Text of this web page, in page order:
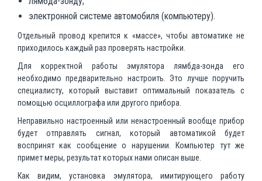
электронной системе автомобиля (компьютеру).
Отдельный провод крепится к «массе», чтобы автоматике не
приходилось каждый раз проверять настройки.
Для корректной работы эмулятора лямбда-зонда его
необходимо предварительно настроить. Это лучше поручить
специалисту, который выставит оптимальный показатель с
помощью осциллографа или другого прибора.
Неправильно настроенный или ненастроенный вообще прибор
будет отправлять сигнал, который автоматикой будет
воспринят как сообщение о нарушении. Компьютер тут же
примет меры, результат которых нами описан выше.
Как видим, установка эмулятора, имитирующего работу